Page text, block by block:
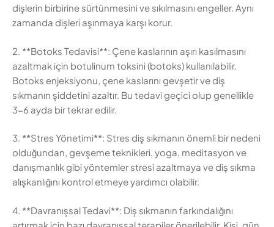
dişlerin birbirine sürtünmesini ve sıkılmasını engeller. Aynı
zamanda dişleri aşınmaya karşı korur.
2. **Botoks Tedavisi**: Çene kaslarının aşırı kasılmasını
azaltmak için botulinum toksini (botoks) kullanılabilir.
Botoks enjeksiyonu, çene kaslarını gevşetir ve diş
sıkmanın şiddetini azaltır. Bu tedavi geçici olup genellikle
3-6 ayda bir tekrar edilir.
3. **Stres Yönetimi**: Stres diş sıkmanın önemli bir nedeni
olduğundan, gevşeme teknikleri, yoga, meditasyon ve
danışmanlık gibi yöntemler stresi azaltmaya ve diş sıkma
alışkanlığını kontrol etmeye yardımcı olabilir.
4. **Davranışsal Tedavi**: Diş sıkmanın farkındalığını